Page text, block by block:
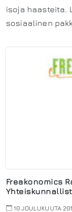
isoja haasteita.
sosiaalinen
Freakonomics
10 JOULUKUUTA